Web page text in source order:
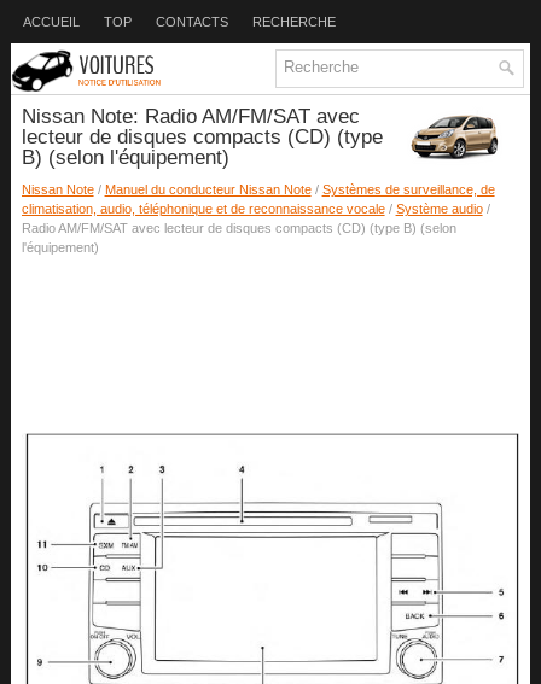
ACCUEIL TOP CONTACTS RECHERCHE
Nissan Note: Radio AM/FM/SAT avec
lecteur de disques compacts (CD) (type
B) (selon l'équipement)
Nissan Note/ Manuel du conducteur Nissan Note/ Systèmes de surveillance, de
climatisation, audio, téléphonique et de reconnaissance vocale/ Système audio/
Radio AM/FM/SAT avec lecteur de disques compacts (CD) (type B) (selon
l'équipement)